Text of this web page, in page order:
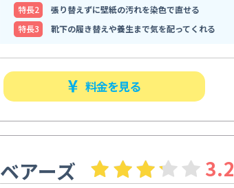
特⻑2
張り替えずに壁紙の汚れを染色で直せる
特⻑3
靴下の履き替えや養生まで気を配ってくれる
料金を見る
ベアーズ 3.2